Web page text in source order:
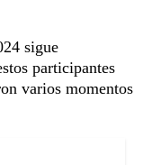
sigue
participantes
varios momentos